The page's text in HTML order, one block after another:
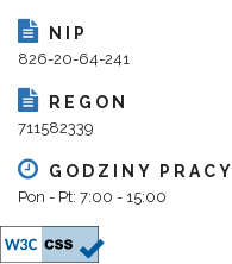
NIP
826-20-64-241
REGON
711582339
GODZINY PRACY
Pon - Pt: 7:00 - 15:00